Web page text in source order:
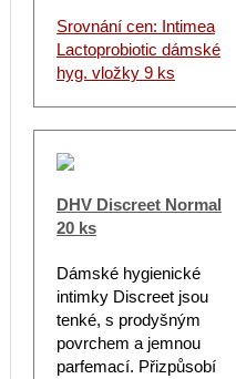
Srovnání cen: Intimea
Lactoprobiotic dámské
hyg. vložky 9 ks
DHV Discreet Normal
20 ks
Dámské hygienické
intimky Discreet jsou
tenké, s prodyšným
povrchem a jemnou
parfemací. Přizpůsobí